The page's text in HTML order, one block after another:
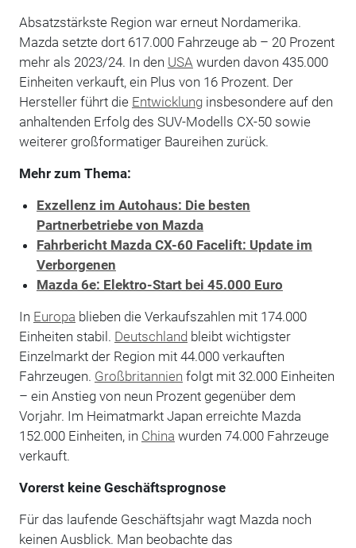
Absatzstärkste Region war erneut Nordamerika.
Mazda setzte dort 617.000 Fahrzeuge ab – 20 Prozent
mehr als 2023/24. In den USA wurden davon 435.000
Einheiten verkauft, ein Plus von 16 Prozent. Der
Hersteller führt die Entwicklunginsbesondere auf den
anhaltenden Erfolg des SUV-Modells CX-50 sowie
weiterer großformatiger Baureihen zurück.
Mehr zum Thema:
Exzellenz im Autohaus: Die besten
Partnerbetriebe von Mazda
Fahrbericht Mazda CX-60 Facelift: Update im
Verborgenen
Mazda 6e: Elektro-Start bei 45.000 Euro
In Europa blieben die Verkaufszahlen mit 174.000
Einheiten stabil. Deutschland bleibt wichtigster
Einzelmarkt der Region mit 44.000 verkauften
Fahrzeugen. Großbritannien folgt mit 32.000 Einheiten
– ein Anstieg von neun Prozent gegenüber dem
Vorjahr. Im Heimatmarkt Japan erreichte Mazda
152.000 Einheiten, in China wurden 74.000 Fahrzeuge
verkauft.
Vorerst keine Geschäftsprognose
Für das laufende Geschäftsjahr wagt Mazda noch
keinen Ausblick. Man beobachte das